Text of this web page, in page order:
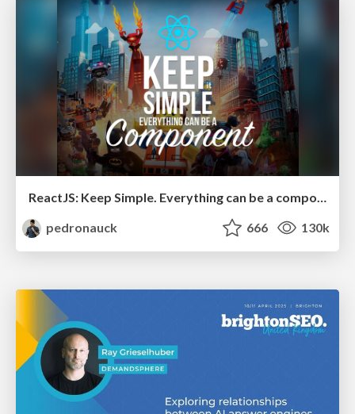
ReactJS: Keep Simple. Everything can be a component!
pedronauck
666 130k